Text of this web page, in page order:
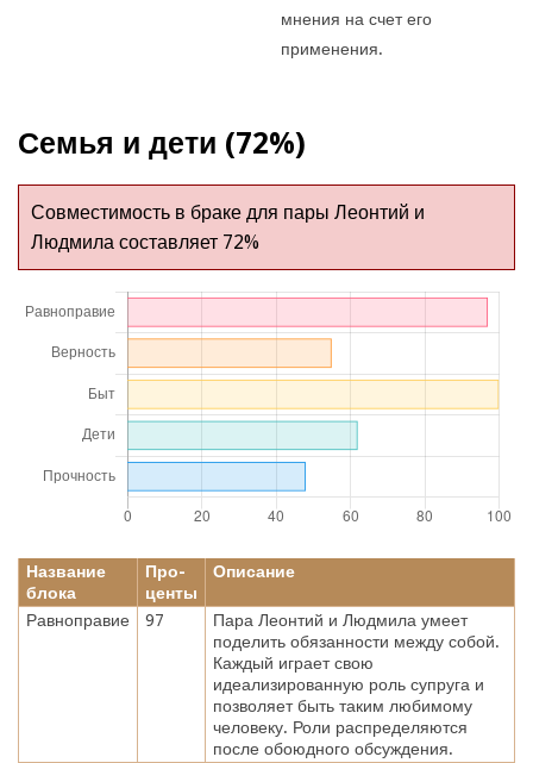
мнения на счет его
применения.
Семья и дети (72%)
Совместимость в браке для пары Леонтий и
Людмила составляет 72%
Название
блока
Про-
центы
Описание
Равноправие 97
Пара Леонтий и Людмила умеет
поделить обязанности между собой.
Каждый играет свою
идеализированную роль супруга и
позволяет быть таким любимому
человеку. Роли распределяются
после обоюдного обсуждения.